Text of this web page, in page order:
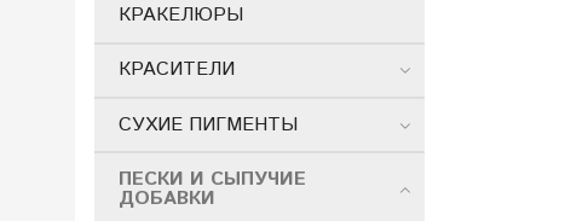
КРАКЕЛЮРЫ
КРАСИТЕЛИ
СУХИЕ ПИГМЕНТЫ
ПЕСКИ И СЫПУЧИЕ
ДОБАВКИ